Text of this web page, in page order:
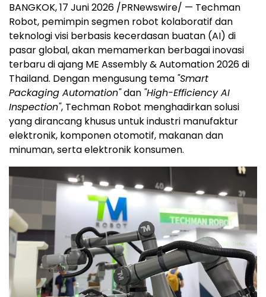
BANGKOK, 17 Juni 2026 /PRNewswire/ — Techman
Robot, pemimpin segmen robot kolaboratif dan
teknologi visi berbasis kecerdasan buatan (AI) di
pasar global, akan memamerkan berbagai inovasi
terbaru di ajang ME Assembly & Automation 2026 di
Thailand. Dengan mengusung tema "Smart
Packaging Automation"dan "High-Efficiency AI
Inspection", Techman Robot menghadirkan solusi
yang dirancang khusus untuk industri manufaktur
elektronik, komponen otomotif, makanan dan
minuman, serta elektronik konsumen.